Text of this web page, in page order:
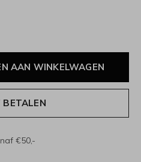
AAN WINKELWAGEN
BETALEN
€50,-